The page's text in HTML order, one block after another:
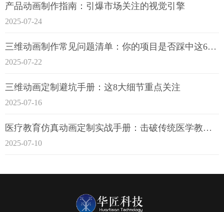
产品动画制作指南：引爆市场关注的视觉引擎
2025-07-24
三维动画制作常见问题清单：你的项目是否踩中这6大技术雷区？
2025-07-22
三维动画定制避坑手册：这8大细节重点关注
2025-07-16
医疗教育仿真动画定制实战手册：击破传统医学教育7大痛点
2025-07-10